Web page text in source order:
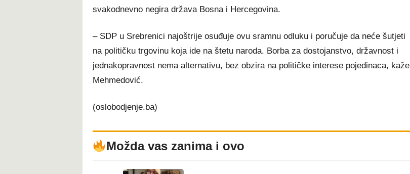
svakodnevno negira država Bosna i Hercegovina.
– SDP u Srebrenici najoštrije osuđuje ovu sramnu odluku i poručuje da neće šutjeti
na političku trgovinu koja ide na štetu naroda. Borba za dostojanstvo, državnost i
jednakopravnost nema alternativu, bez obzira na političke interese pojedinaca, kaže
Mehmedović.
(oslobodjenje.ba)
Možda vas zanima i ovo